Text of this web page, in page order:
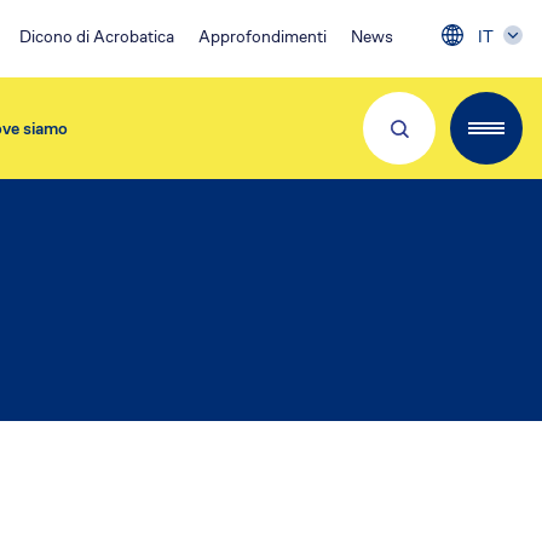
Dicono di Acrobatica Approfondimenti News IT
siamo